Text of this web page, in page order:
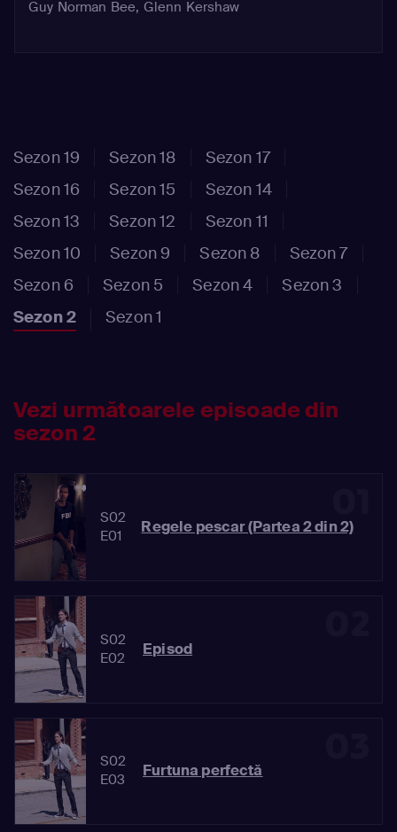
Guy Norman Bee, Glenn Kershaw
Sezon 19 Sezon 18
Sezon 17
Sezon 16
Sezon 15
Sezon 14
Sezon 13
Sezon 12
Sezon 11
Sezon 10
Sezon 9 Sezon 8
Sezon 7
Sezon 6
Sezon 5 Sezon 4
Sezon 3
Sezon 2
Sezon 1
Vezi următoarele episoade din
sezon 2
S02
E01
Regele pescar (Partea 2 din 2)
S02
E02
Episod
S02
E03
Furtuna perfectă